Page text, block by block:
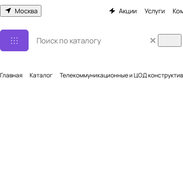
Москва Акции Услуги
Главная Каталог Телекоммуникационные и ЦОД